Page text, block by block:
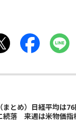
（まとめ）日経平均は
続落 来週は米物価指